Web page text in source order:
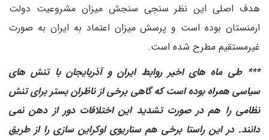
هدف اصلی این نظر سنجی سنجش میزان مشروعیت دولت
ارمنستان بوده است و پرسش میزان اعتماد به ایران به صورت
غیرمستقیم مطرح شده است.
*** طی ماه های اخیر روابط ایران و آذربایجان با تنش های
سیاسی همراه بوده است که گاهی برخی از ناظران بستر برای تنش
نظامی را هم در صورت تشدید این اختلافات دور از دهن نمی
دانند. در این راستا برخی هم سناریوی اوکراین سازی را از طریق